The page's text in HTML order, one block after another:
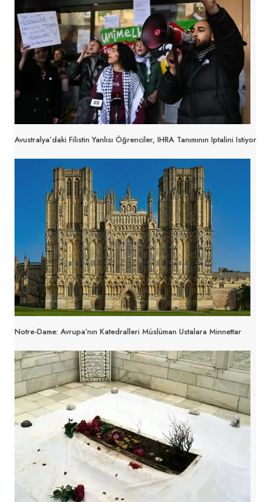
Avustralya’daki Filistin Yanlısı Öğrenciler, IHRA Tanımının Iptalini Istiyor
Notre-Dame: Avrupa’nın Katedralleri Müslüman Ustalara Minnettar